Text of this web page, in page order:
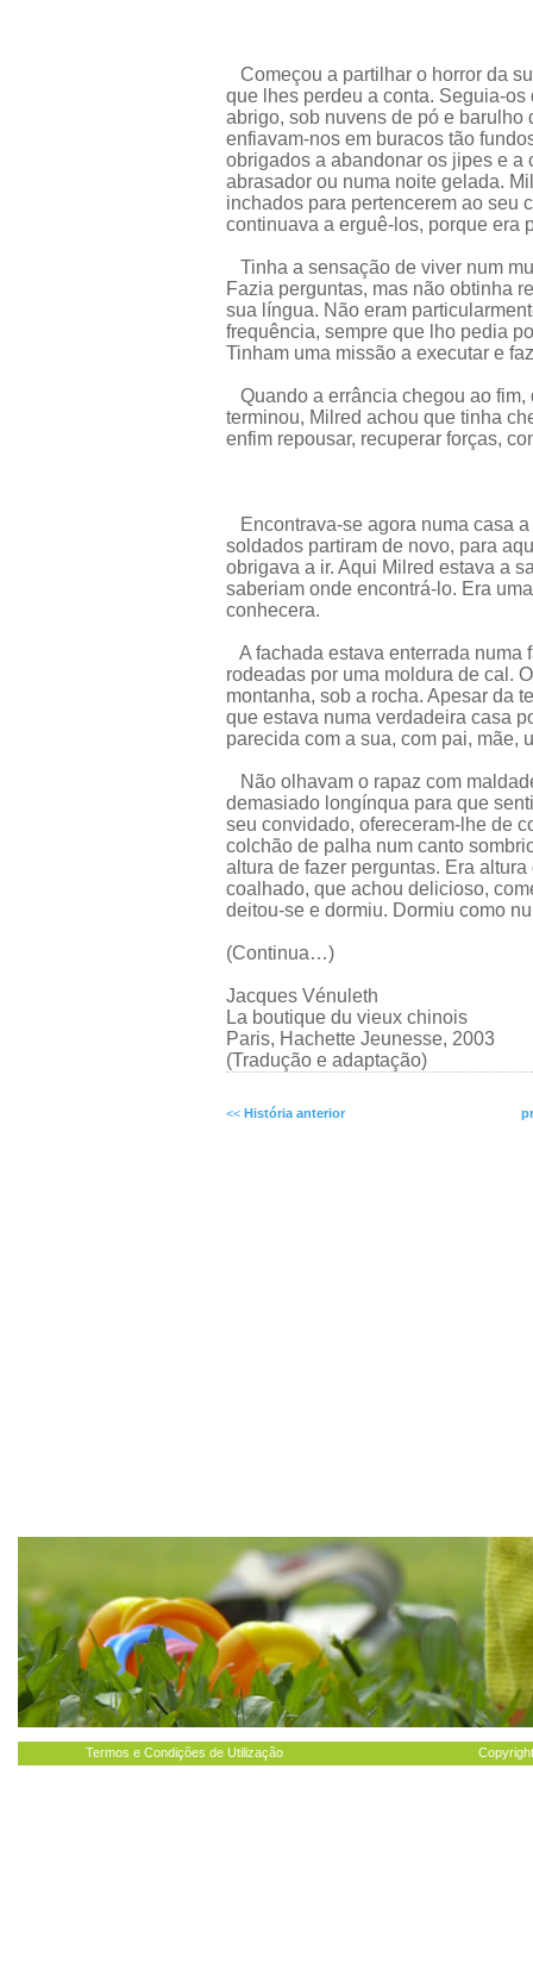
Começou a partilhar o horror da
que lhes perdeu a conta. Seguia-
abrigo, sob nuvens de pó e barulho
enfiavam-nos em buracos tão
obrigados a abandonar os jipes e a
abrasador ou numa noite gelada.
inchados para pertencerem ao seu
continuava a erguê-los, porque era
Tinha a sensação de viver num
Fazia perguntas, mas não obtinha
sua língua. Não eram
frequência, sempre que lho pedia
Tinham uma missão a executar e
Quando a errância chegou ao
terminou, Milred achou que tinha
enfim repousar, recuperar forças,
Encontrava-se agora numa casa
soldados partiram de novo, para
obrigava a ir. Aqui Milred estava a
saberiam onde encontrá-lo. Era
conhecera.
A fachada estava enterrada numa
rodeadas por uma moldura de cal.
montanha, sob a rocha. Apesar da
que estava numa verdadeira casa
parecida com a sua, com pai, mãe,
Não olhavam o rapaz com
demasiado longínqua para que
seu convidado, ofereceram-lhe de
colchão de palha num canto
altura de fazer perguntas. Era
coalhado, que achou delicioso,
deitou-se e dormiu. Dormiu como
(Continua…)
Jacques Vénuleth
La boutique du vieux chinois
Paris, Hachette Jeunesse, 2003
(Tradução e adaptação)
<< História anterior
Termos e Condições de Utilização